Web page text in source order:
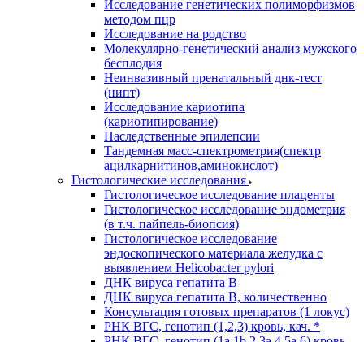
Исследование генетических полиморфизмов
методом пцр
Исследование на родство
Молекулярно-генетический анализ мужского
бесплодия
Неинвазивный пренатальный днк-тест
(нипт)
Исследование кариотипа
(кариотипирование)
Наследственные эпилепсии
Тандемная масс-спектрометрия(спектр
ацилкарнитинов,аминокислот)
Гистологические исследования
Гистологическое исследование плаценты
Гистологическое исследование эндометрия
(в т.ч. пайпель-биопсия)
Гистологическое исследование
эндоскопического материала желудка с
выявлением Helicobacter pylori
ДНК вируса гепатита B
ДНК вируса гепатита B, количественно
Консультация готовых препаратов (1 локус)
РНК ВГC, генотип (1,2,3) кровь, кач. *